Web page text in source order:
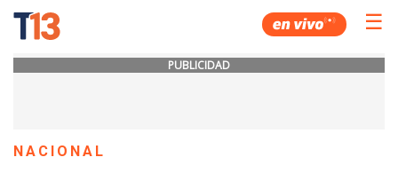
☰
PUBLICIDAD
NACIONAL